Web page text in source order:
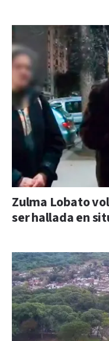
Zulma Lobato
ser hallada en